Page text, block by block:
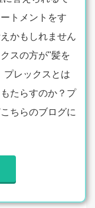
トメントをす
かもしれません
スの方が"髪を
プレックスとは
たらすのか？プ
ちらのブログに